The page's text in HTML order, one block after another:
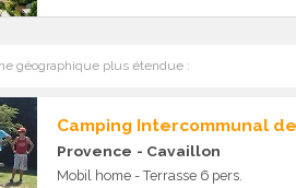
géographique plus étendue :
Camping Intercommunal
Provence - Cavaillon
Mobil home - Terrasse 6 pers.